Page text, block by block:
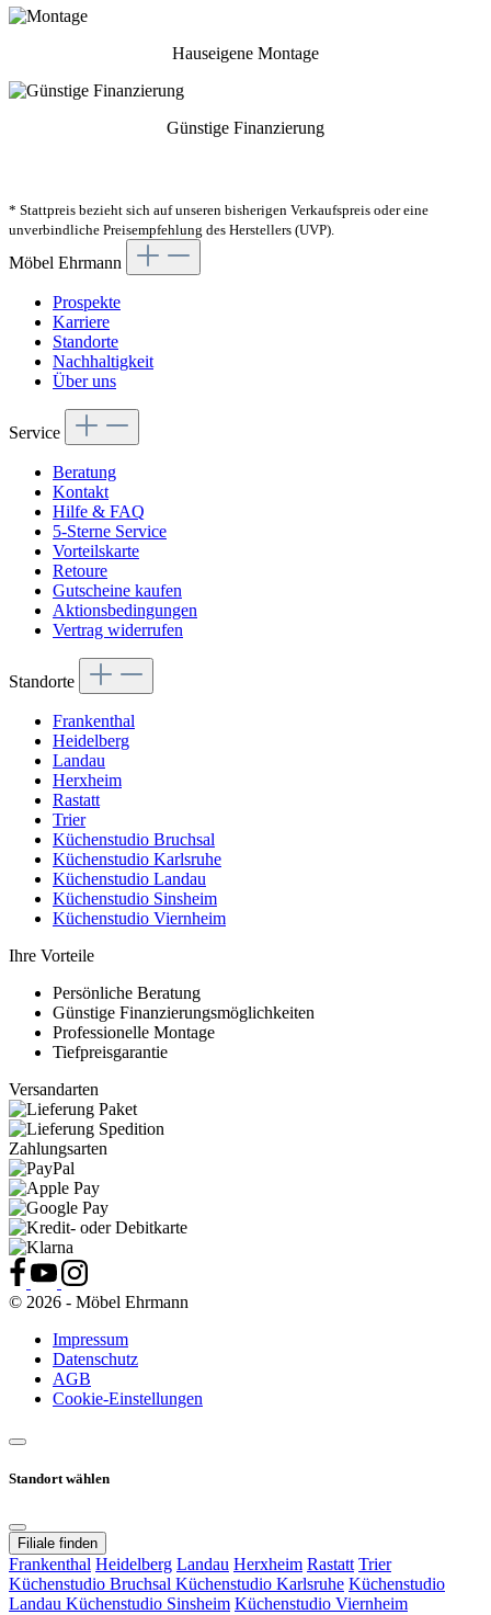
Hauseigene Montage
Günstige Finanzierung
* Stattpreis bezieht sich auf unseren bisherigen Verkaufspreis oder eine
unverbindliche Preisempfehlung des Herstellers (UVP).
Möbel Ehrmann
Prospekte
Karriere
Standorte
Nachhaltigkeit
Über uns
Service
Beratung
Kontakt
Hilfe & FAQ
5-Sterne Service
Vorteilskarte
Retoure
Gutscheine kaufen
Aktionsbedingungen
Vertrag widerrufen
Standorte
Frankenthal
Heidelberg
Landau
Herxheim
Rastatt
Trier
Küchenstudio Bruchsal
Küchenstudio Karlsruhe
Küchenstudio Landau
Küchenstudio Sinsheim
Küchenstudio Viernheim
Ihre Vorteile
Persönliche Beratung
Günstige Finanzierungsmöglichkeiten
Professionelle Montage
Tiefpreisgarantie
Versandarten
Zahlungsarten
© 2026 - Möbel Ehrmann
Impressum
Datenschutz
AGB
Cookie-Einstellungen
Standort wählen
Filiale finden
Frankenthal Heidelberg Landau Herxheim Rastatt Trier
Küchenstudio Bruchsal Küchenstudio Karlsruhe Küchenstudio
Landau Küchenstudio Sinsheim Küchenstudio Viernheim